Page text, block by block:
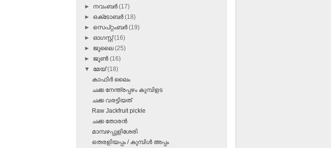
► നവംബർ(17)
► ഒക്‌ടോബർ(18)
► സെപ്റ്റംബർ(19)
► ഓഗസ്റ്റ്(16)
► ജൂലൈ(25)
► ജൂൺ(16)
▼ മേയ്(18)
കാഫിര്‍ ലൈം
ചക്ക നേന്ത്രപ്പഴം കുമ്പിളട
ചക്ക വരട്ടിയത്‌
Raw Jackfruit pickle
ചക്ക തോരന്‍
മാമ്പഴപ്പുളിശേരി
തെരളിയപ്പം / കുമ്പിൾ അപ്പം